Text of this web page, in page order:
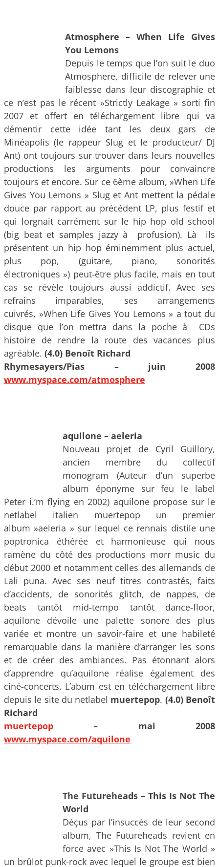
Atmosphere – When Life Gives
You Lemons
Depuis le temps que l’on suit le duo
Atmosphere, difficile de relever une
faiblesse dans leur discographie et
ce n’est pas le récent »Strictly Leakage » sorti fin
2007 et offert en téléchargement libre qui va
démentir cette idée tant les deux gars de
Minéapolis (le rappeur Slug et le producteur/ DJ
Ant) ont toujours sur trouver dans leurs nouvelles
productions les arguments pour convaincre
toujours et encore. Sur ce 6ème album, »When Life
Gives You Lemons » Slug et Ant mettent la pédale
douce par rapport au précédent LP, plus festif et
qui lorgnait carrément sur le hip hop old school
(big beat et samples jazzy à profusion). Là ils
présentent un hip hop éminemment plus actuel,
plus pop, (guitare, piano, sonorités
électroniques ») peut-être plus facile, mais en tout
cas se révèle toujours aussi addictif. Avec ses
refrains imparables, ses arrangements
cuivrés, »When Life Gives You Lemons » a tout du
disque que l’on mettra dans la poche à CDs
histoire de rendre la route des vacances plus
agréable. (4.0) Benoît Richard
Rhymesayers/Pias – juin 2008
www.myspace.com/atmosphere
aquilone – aeleria
Nouveau projet de Cyril Guillory,
ancien membre du collectif
monogram (Auteur d’un superbe
album éponyme sur feu le label
Peter i.’m flying en 2002) aquilone propose sur le
netlabel italien muertepop un premier
album »aeleria » sur lequel ce rennais distile une
poptronica éthérée et harmonieuse qui nous
ramène du côté des productions morr music du
début 2000 et notamment celles des allemands de
Lali puna. Avec ses neuf titres contrastés, faits
d’accidents, de sonorités glitch, de nappes, de
beats tantôt mid-tempo tantôt dance-floor,
aquilone dévoile une palette sonore des plus
variée et montre un savoir-faire et une habileté
remarquable dans la manière d’arranger les sons
et de créer des ambiances. Pas étonnant alors
d’apprendre qu’aquilone réalise également des
ciné-concerts. L’abum est en téléchargement libre
depuis le site du netlabel muertepop. (4.0) Benoît
Richard
muertepop – mai 2008
www.myspace.com/aquilone
The Futureheads – This Is Not The
World
Déçus par l’insuccès de leur second
album, The Futureheads revient en
force avec »This Is Not The World »
un brûlot punk-rock avec lequel le groupe est bien